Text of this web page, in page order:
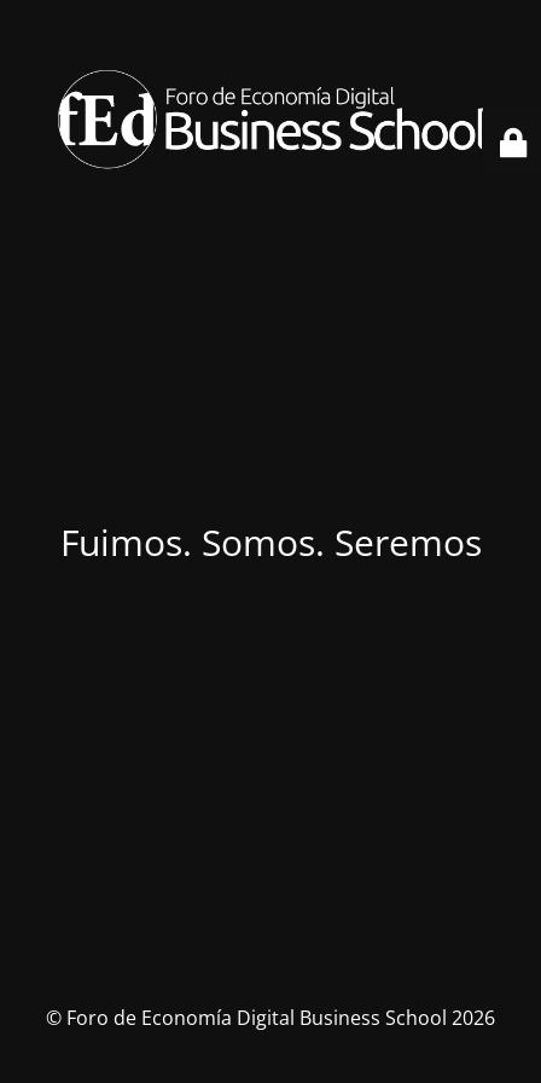
Fuimos. Somos. Seremos
© Foro de Economía Digital Business School 2026